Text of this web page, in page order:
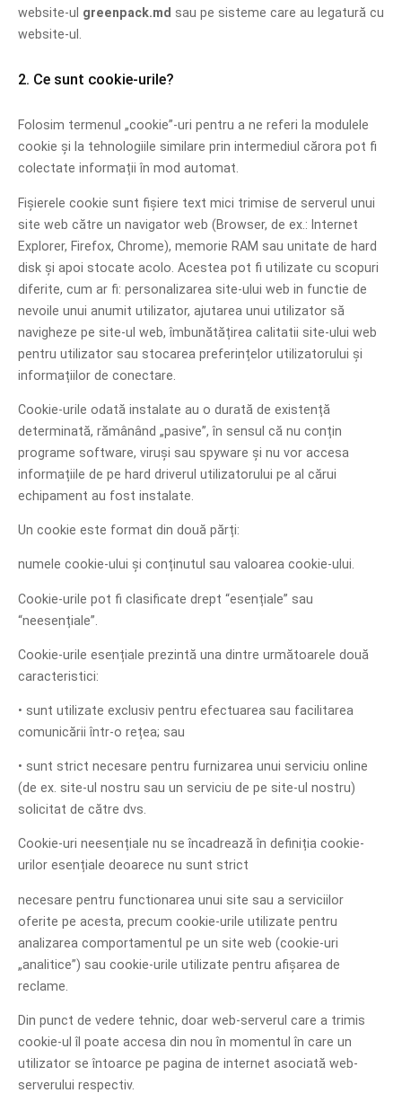
website-ul greenpack.md sau pe sisteme care au legatură cu
website-ul.
2. Ce sunt cookie-urile?
Folosim termenul „cookie”-uri pentru a ne referi la modulele
cookie și la tehnologiile similare prin intermediul cărora pot fi
colectate informații în mod automat.
Fișierele cookie sunt fișiere text mici trimise de serverul unui
site web către un navigator web (Browser, de ex.: Internet
Explorer, Firefox, Chrome), memorie RAM sau unitate de hard
disk și apoi stocate acolo. Acestea pot fi utilizate cu scopuri
diferite, cum ar fi: personalizarea site-ului web in functie de
nevoile unui anumit utilizator, ajutarea unui utilizator să
navigheze pe site-ul web, îmbunătățirea calitatii site-ului web
pentru utilizator sau stocarea preferințelor utilizatorului și
informațiilor de conectare.
Cookie-urile odată instalate au o durată de existență
determinată, rămânând „pasive”, în sensul că nu conțin
programe software, viruși sau spyware și nu vor accesa
informațiile de pe hard driverul utilizatorului pe al cărui
echipament au fost instalate.
Un cookie este format din două părți:
numele cookie-ului și conținutul sau valoarea cookie-ului.
Cookie-urile pot fi clasificate drept “esențiale” sau
“neesențiale”.
Cookie-urile esențiale prezintă una dintre următoarele două
caracteristici:
• sunt utilizate exclusiv pentru efectuarea sau facilitarea
comunicării într-o rețea; sau
• sunt strict necesare pentru furnizarea unui serviciu online
(de ex. site-ul nostru sau un serviciu de pe site-ul nostru)
solicitat de către dvs.
Cookie-uri neesențiale nu se încadrează în definiția cookie-
urilor esențiale deoarece nu sunt strict
necesare pentru functionarea unui site sau a serviciilor
oferite pe acesta, precum cookie-urile utilizate pentru
analizarea comportamentul pe un site web (cookie-uri
„analitice”) sau cookie-urile utilizate pentru afișarea de
reclame.
Din punct de vedere tehnic, doar web-serverul care a trimis
cookie-ul îl poate accesa din nou în momentul în care un
utilizator se întoarce pe pagina de internet asociată web-
serverului respectiv.